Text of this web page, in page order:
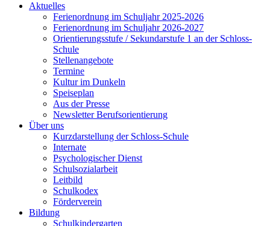
Aktuelles
Ferienordnung im Schuljahr 2025-2026
Ferienordnung im Schuljahr 2026-2027
Orientierungsstufe / Sekundarstufe 1 an der Schloss-
Schule
Stellenangebote
Termine
Kultur im Dunkeln
Speiseplan
Aus der Presse
Newsletter Berufsorientierung
Über uns
Kurzdarstellung der Schloss-Schule
Internate
Psychologischer Dienst
Schulsozialarbeit
Leitbild
Schulkodex
Förderverein
Bildung
Schulkindergarten